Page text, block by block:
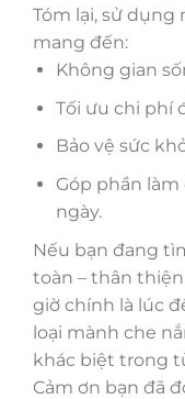
Tóm lại, sử
mang đến:
Không gian
Tối ưu chi phí
Bảo vệ sức
Góp phần
ngày.
Nếu bạn đang
toàn – thân
giờ chính là lúc
loại mành che
khác biệt trong
Cảm ơn bạn đã